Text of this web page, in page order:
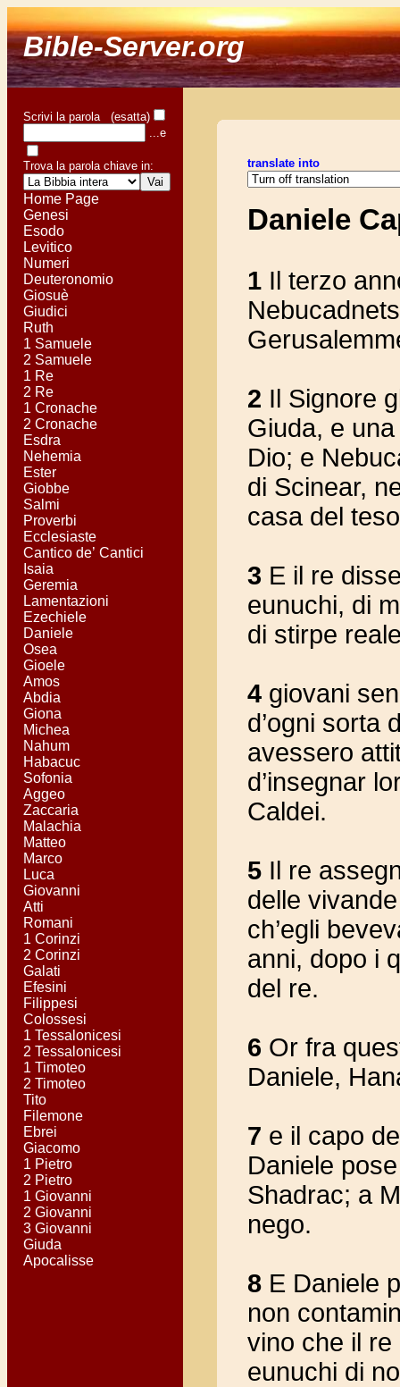
Bible-Server.org
Scrivi la parola (esatta)
...e
Trova la parola chiave in:
Home Page
Genesi
Esodo
Levitico
Numeri
Deuteronomio
Giosuè
Giudici
Ruth
1 Samuele
2 Samuele
1 Re
2 Re
1 Cronache
2 Cronache
Esdra
Nehemia
Ester
Giobbe
Salmi
Proverbi
Ecclesiaste
Cantico de’ Cantici
Isaia
Geremia
Lamentazioni
Ezechiele
Daniele
Osea
Gioele
Amos
Abdia
Giona
Michea
Nahum
Habacuc
Sofonia
Aggeo
Zaccaria
Malachia
Matteo
Marco
Luca
Giovanni
Atti
Romani
1 Corinzi
2 Corinzi
Galati
Efesini
Filippesi
Colossesi
1 Tessalonicesi
2 Tessalonicesi
1 Timoteo
2 Timoteo
Tito
Filemone
Ebrei
Giacomo
1 Pietro
2 Pietro
1 Giovanni
2 Giovanni
3 Giovanni
Giuda
Apocalisse
translate into
Daniele
1 Il terzo
2 Il Signore
Giuda, e
Dio; e
di Scinear,
casa del
3 E il re
eunuchi, di
di stirpe
4 giovani
d’ogni sorta
avessero
d’insegnar
Caldei.
5 Il re
delle
ch’egli
anni, dopo i
del re.
6 Or fra
Daniele,
7 e il capo
Daniele
Shadrac; a
nego.
8 E Daniele
non
vino che il
eunuchi di